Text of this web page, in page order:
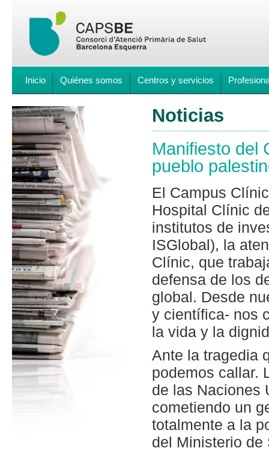
Inicio Quiénes somos Centros y servicios
Noticias
Manifiesto del
pueblo
El Campus
Hospital Clínic
institutos de
ISGlobal), la
Clínic, que
defensa de los
global. Desde
y científica- nos
la vida y la
Ante la tragedia
podemos callar.
de las Naciones
cometiendo un
totalmente a la
del Ministerio de